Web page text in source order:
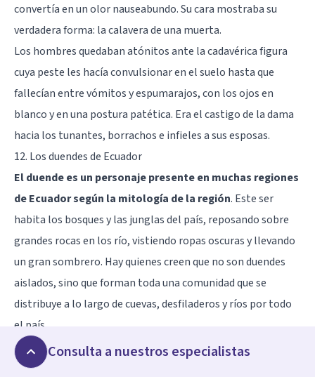
convertía en un olor nauseabundo. Su cara mostraba su
verdadera forma: la calavera de una muerta.
Los hombres quedaban atónitos ante la cadavérica figura
cuya peste les hacía convulsionar en el suelo hasta que
fallecían entre vómitos y espumarajos, con los ojos en
blanco y en una postura patética. Era el castigo de la dama
hacia los tunantes, borrachos e infieles a sus esposas.
12. Los duendes de Ecuador
El duende es un personaje presente en muchas regiones
de Ecuador según la mitología de la región. Este ser
habita los bosques y las junglas del país, reposando sobre
grandes rocas en los río, vistiendo ropas oscuras y llevando
un gran sombrero. Hay quienes creen que no son duendes
aislados, sino que forman toda una comunidad que se
distribuye a lo largo de cuevas, desfiladeros y ríos por todo
el país.
Los duendes suelen enamorarse de jóvenes hermosas que
empieza a seguir. Trata de llamar su atención arrojando
Consulta a nuestros especialistas